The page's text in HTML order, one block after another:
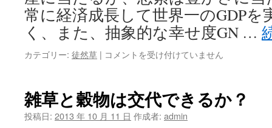
明
日
は
い
常に経済成長して世界一のGDP
く、また、抽象的な幸せ度GN …
カテゴリー: 徒然草 | ど
か
ら
コメントを受け付けていません
雑草と穀物は交代できるか？
投稿日: 2013 年 10 月 11 日 作成者: admin